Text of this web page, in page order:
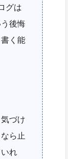
グは
後悔
く能
づけ
ら止
れ